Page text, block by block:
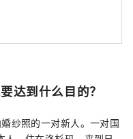
达到什么目的？
纱照的一对新人。一对国